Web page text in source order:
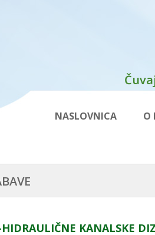
NASLOVNICA O
KANALSKE